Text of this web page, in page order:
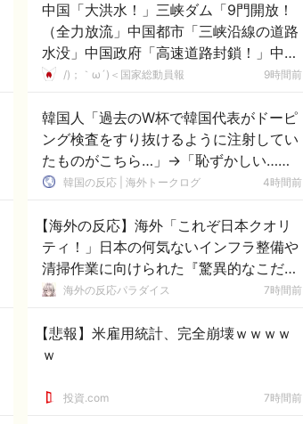
中国「大洪水！」三峡ダム「9門開放！
（全力放流」中国都市「三峡沿線の道路
水没」中国政府「高速道路封鎖！」中国
ダム「緊急放流に合わせて開門（土砂崩
/)；｀ω´)＜国家総動員報 9時間前
韓国人「過去のW杯で韓国代表がドーピ
ング検査をすり抜けるように注射してい
たものがこちら…」→「恥ずかしい…
（ﾌﾞﾙﾌﾞﾙ」＝韓国の反応
韓国の反応 | 海外トークログ 4時間前
【海外の反応】海外「これぞ日本クオリ
ティ！」日本の何気ないインフラ整備や
清掃作業に向けられた『驚異的なこだわ
りと規律』に外国人が超感動！
海外の反応パラダイス 7時間前
【悲報】米雇用統計、完全崩壊ｗｗｗｗ
ｗ
投資.com 7時間前